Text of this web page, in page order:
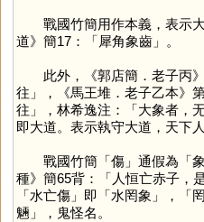
戰國竹簡用作本義，表示大
道》簡17：「犀角象齒」。
此外，《郭店簡．老子丙》
往」，《馬王堆．老子乙本》
往」，林希逸注：「大象者，
即大道。表示執守大道，天下
戰國竹簡「傷」通假為「象
種》簡65背：「人恒亡赤子，
「水亡傷」即「水罔象」，「
魎」，鬼怪名。